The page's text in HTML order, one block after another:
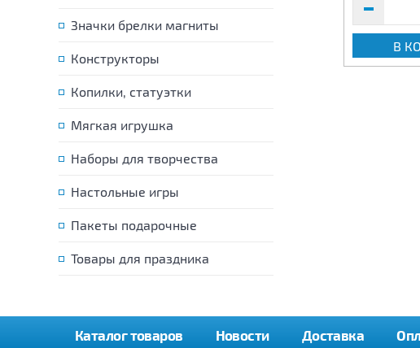
Значки брелки магниты
Конструкторы
Копилки, статуэтки
Мягкая игрушка
Наборы для творчества
Настольные игры
Пакеты подарочные
Товары для праздника
В
Каталог товаров Новости Доставка